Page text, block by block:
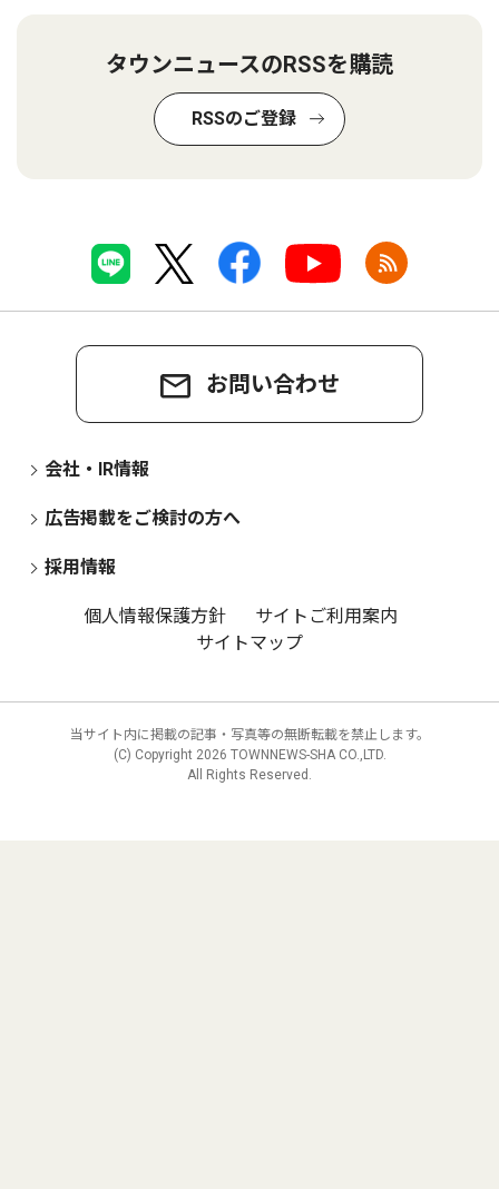
タウンニュースのRSSを購読
RSSのご登録
お問い合わせ
会社・IR情報
広告掲載をご検討の方へ
採用情報
個人情報保護方針
サイトご利用案内
サイトマップ
当サイト内に掲載の記事・写真等の無断転載を禁止します。
(C) Copyright 2026 TOWNNEWS-SHA CO.,LTD.
All Rights Reserved.